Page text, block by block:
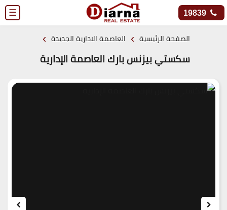
☰ 19839
الصفحة الرئيسية › العاصمة الادارية الجديدة ›
سكستي بيزنس بارك العاصمة الإدارية